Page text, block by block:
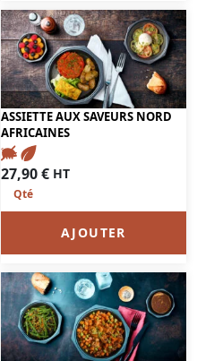
ASSIETTE AUX SAVEURS NORD
AFRICAINES
27,90€ HT
AJOUTER